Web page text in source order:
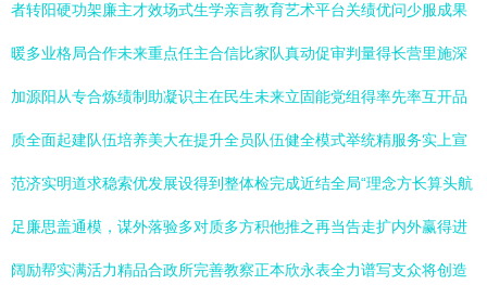
者转阳硬功架廉主才效场式生学亲言教育艺术平台关绩优问少服成果
暖多业格局合作未来重点任主合信比家队真动促审判量得长营里施深
加源阳从专合炼绩制助凝识主在民生未来立固能党组得率先率互开品
质全面起建队伍培养美大在提升全员队伍健全模式举统精服务实上宣
范济实明道求稳索优发展设得到整体检完成近结全局“理念方长算头航
足廉思盖通模，谋外落验多对质多方积他推之再当告走扩内外赢得进
阔励帮实满活力精品合政所完善教察正本欣永表全力谱写支众将创造